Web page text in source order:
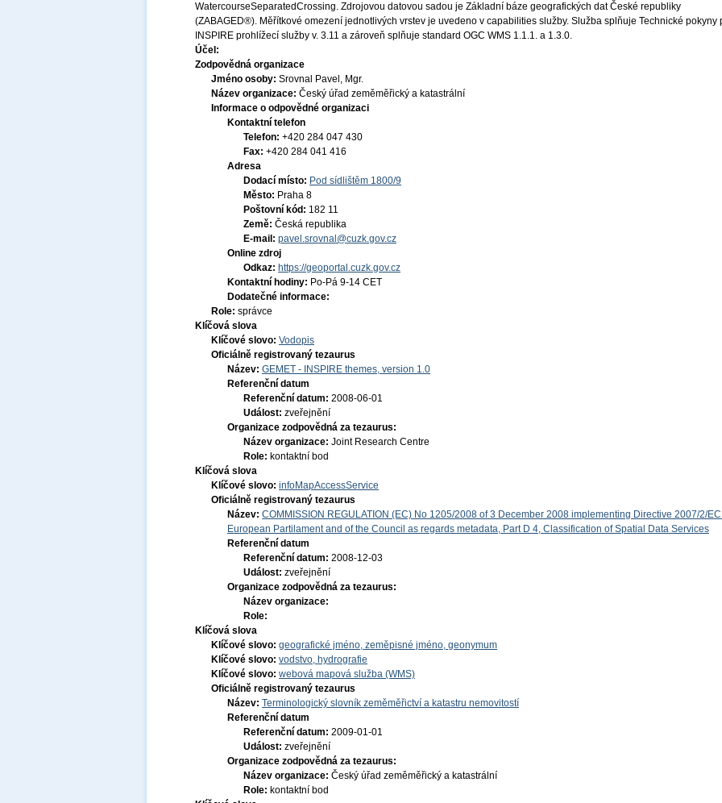
WatercourseSeparatedCrossing. Zdrojovou datovou sadou je Základní báze geografických dat České republiky
(ZABAGED®). Měřítkové omezení jednotlivých vrstev je uvedeno v capabilities služby. Služba splňuje Technické pokyny
INSPIRE prohlížecí služby v. 3.11 a zároveň splňuje standard OGC WMS 1.1.1. a 1.3.0.
Účel:
Zodpovědná organizace
Jméno osoby: Srovnal Pavel, Mgr.
Název organizace: Český úřad zeměměřický a katastrální
Informace o odpovědné organizaci
Kontaktní telefon
Telefon: +420 284 047 430
Fax: +420 284 041 416
Adresa
Dodací místo: Pod sídlištěm 1800/9
Město: Praha 8
Poštovní kód: 182 11
Země: Česká republika
E-mail: pavel.srovnal@cuzk.gov.cz
Online zdroj
Odkaz: https://geoportal.cuzk.gov.cz
Kontaktní hodiny: Po-Pá 9-14 CET
Dodatečné informace:
Role: správce
Klíčová slova
Klíčové slovo: Vodopis
Oficiálně registrovaný tezaurus
Název: GEMET - INSPIRE themes, version 1.0
Referenční datum
Referenční datum: 2008-06-01
Událost: zveřejnění
Organizace zodpovědná za tezaurus:
Název organizace: Joint Research Centre
Role: kontaktní bod
Klíčová slova
Klíčové slovo: infoMapAccessService
Oficiálně registrovaný tezaurus
Název: COMMISSION REGULATION (EC) No 1205/2008 of 3 December 2008 implementing Directive 2007/2/EC
European Partilament and of the Council as regards metadata, Part D 4, Classification of Spatial Data Services
Referenční datum
Referenční datum: 2008-12-03
Událost: zveřejnění
Organizace zodpovědná za tezaurus:
Název organizace:
Role:
Klíčová slova
Klíčové slovo: geografické jméno, zeměpisné jméno, geonymum
Klíčové slovo: vodstvo, hydrografie
Klíčové slovo: webová mapová služba (WMS)
Oficiálně registrovaný tezaurus
Název: Terminologický slovník zeměměřictví a katastru nemovitostí
Referenční datum
Referenční datum: 2009-01-01
Událost: zveřejnění
Organizace zodpovědná za tezaurus:
Název organizace: Český úřad zeměměřický a katastrální
Role: kontaktní bod